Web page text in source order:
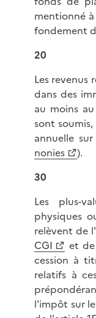
mentionné
fondement
20
Les revenus
dans des
au moins au
sont
annuelle
nonies
).
30
Les plus-
physiques
relèvent de l'
CGI
et
cession à
relatifs à
l'impôt sur